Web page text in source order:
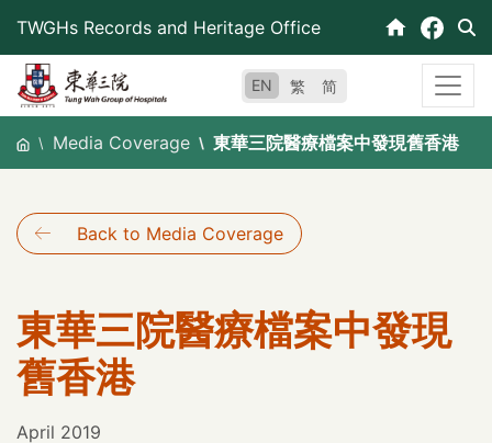
content
TWGHs Records and Heritage Office
EN 繁 简
Media Coverage 東華三院醫療檔案中發現舊香港
Back to Media Coverage
東華三院醫療檔案中發現
舊香港
April 2019